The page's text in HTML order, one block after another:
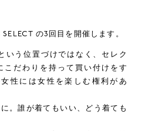
の3回目を開催します。
いう位置づけではなく、セレク
こだわりを持って買い付けをす
性には女性を楽しむ権利があ
。誰が着てもいい、どう着ても